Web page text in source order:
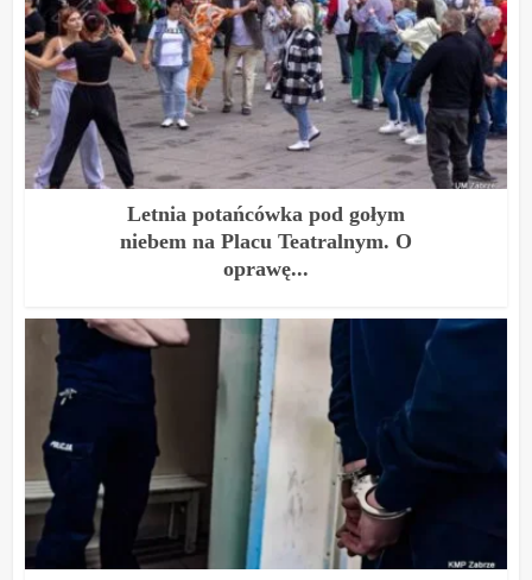
Letnia potańcówka pod gołym
niebem na Placu Teatralnym. O
oprawę...